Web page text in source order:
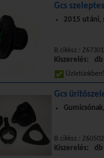
Gcs
2015 utáni,
B.cikksz.: Z67301
Kiszerelés: db
Gcs
B.cikksz.: Z60502
Kiszerelés: db